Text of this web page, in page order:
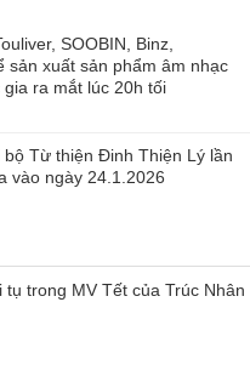
SOOBIN, Binz,
sản xuất sản phẩm âm nhạc
ra mắt lúc 20h tối
Từ thiện Đinh Thiện Lý lần
vào ngày 24.1.2026
tụ trong MV Tết của Trúc Nhân